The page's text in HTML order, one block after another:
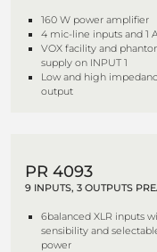
160 W power amplifier
4 mic-line inputs and 1
VOX facility and
supply on INPUT 1
Low and high
output
PR 4093
9 INPUTS, 3 OUTPUTS
6balanced XLR inputs
sensibility and
power